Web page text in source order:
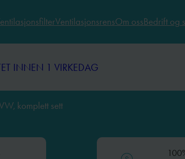
VentilasjonsrensOm ossBedrift og
INNEN 1 VIRKEDAG
komplett sett
INNEN 1 VIRKEDAG